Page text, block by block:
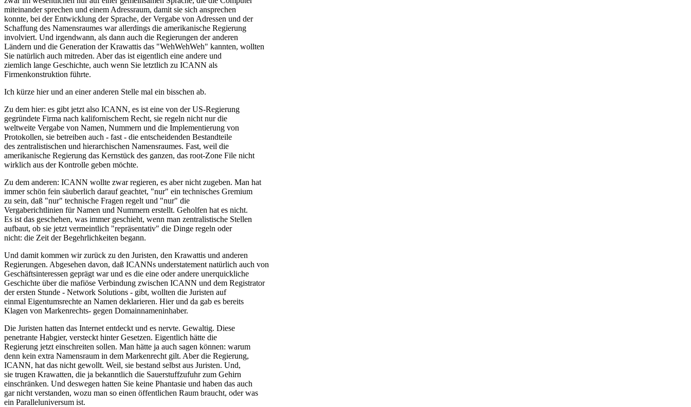
miteinander sprechen und einem Adressraum, damit sie sich ansprechen
konnte, bei der Entwicklung der Sprache, der Vergabe von Adressen und der
Schaffung des Namensraumes war allerdings die amerikanische Regierung
involviert. Und irgendwann, als dann auch die Regierungen der anderen
Ländern und die Generation der Krawattis das "WehWehWeh" kannten, wollten
Sie natürlich auch mitreden. Aber das ist eigentlich eine andere und
ziemlich lange Geschichte, auch wenn Sie letztlich zu ICANN als
Firmenkonstruktion führte.
Ich kürze hier und an einer anderen Stelle mal ein bisschen ab.
Zu dem hier: es gibt jetzt also ICANN, es ist eine von der US-Regierung
gegründete Firma nach kalifornischem Recht, sie regeln nicht nur die
weltweite Vergabe von Namen, Nummern und die Implementierung von
Protokollen, sie betreiben auch - fast - die entscheidenden Bestandteile
des zentralistischen und hierarchischen Namensraumes. Fast, weil die
amerikanische Regierung das Kernstück des ganzen, das root-Zone File nicht
wirklich aus der Kontrolle geben möchte.
Zu dem anderen: ICANN wollte zwar regieren, es aber nicht zugeben. Man hat
immer schön fein säuberlich darauf geachtet, "nur" ein technisches Gremium
zu sein, daß "nur" technische Fragen regelt und "nur" die
Vergaberichtlinien für Namen und Nummern erstellt. Geholfen hat es nicht.
Es ist das geschehen, was immer geschieht, wenn man zentralistische Stellen
aufbaut, ob sie jetzt vermeintlich "repräsentativ" die Dinge regeln oder
nicht: die Zeit der Begehrlichkeiten begann.
Und damit kommen wir zurück zu den Juristen, den Krawattis und anderen
Regierungen. Abgesehen davon, daß ICANNs understatement natürlich auch von
Geschäftsinteressen geprägt war und es die eine oder andere unerquickliche
Geschichte über die mafiöse Verbindung zwischen ICANN und dem Registrator
der ersten Stunde - Network Solutions - gibt, wollten die Juristen auf
einmal Eigentumsrechte an Namen deklarieren. Hier und da gab es bereits
Klagen von Markenrechts- gegen Domainnameninhaber.
Die Juristen hatten das Internet entdeckt und es nervte. Gewaltig. Diese
penetrante Habgier, versteckt hinter Gesetzen. Eigentlich hätte die
Regierung jetzt einschreiten sollen. Man hätte ja auch sagen können: warum
denn kein extra Namensraum in dem Markenrecht gilt. Aber die Regierung,
ICANN, hat das nicht gewollt. Weil, sie bestand selbst aus Juristen. Und,
sie trugen Krawatten, die ja bekanntlich die Sauerstuffzufuhr zum Gehirn
einschränken. Und deswegen hatten Sie keine Phantasie und haben das auch
gar nicht verstanden, wozu man so einen öffentlichen Raum braucht, oder was
ein Paralleluniversum ist.